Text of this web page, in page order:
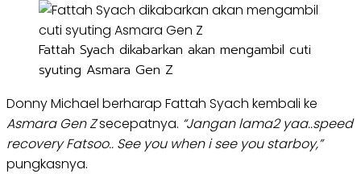
Fattah Syach dikabarkan akan mengambil cuti
syuting Asmara Gen Z
Donny Michael berharap Fattah Syach kembali ke
Asmara Gen Zsecepatnya. “Jangan lama2 yaa..speed
recovery Fatsoo.. See you when i see you starboy,”
pungkasnya.